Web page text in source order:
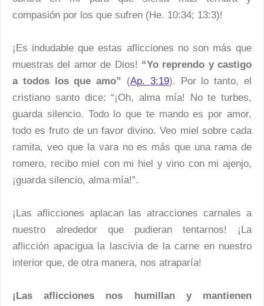
compasión por los que sufren (He. 10:34; 13:3)!
¡Es indudable que estas aflicciones no son más que
muestras del amor de Dios! “Yo reprendo y castigo
a todos los que amo” (Ap. 3:19). Por lo tanto, el
cristiano santo dice: “¡Oh, alma mía! No te turbes,
guarda silencio. Todo lo que te mando es por amor,
todo es fruto de un favor divino. Veo miel sobre cada
ramita, veo que la vara no es más que una rama de
romero, recibo miel con mi hiel y vino con mi ajenjo,
¡guarda silencio, alma mía!”.
¡Las aflicciones aplacan las atracciones carnales a
nuestro alrededor que pudieran tentarnos! ¡La
aflicción apacigua la lascivia de la carne en nuestro
interior que, de otra manera, nos atraparía!
¡Las aflicciones nos humillan y mantienen